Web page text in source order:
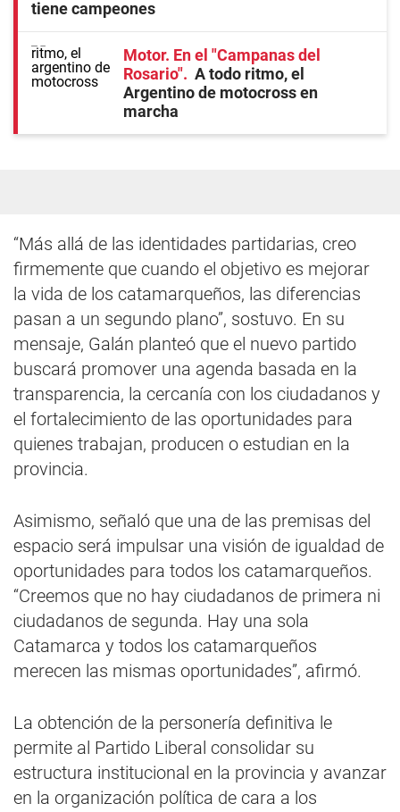
tiene campeones
Motor. En el "Campanas del
Rosario"
A todo ritmo, el
Argentino de motocross en
marcha
“Más allá de las identidades partidarias, creo
firmemente que cuando el objetivo es mejorar
la vida de los catamarqueños, las diferencias
pasan a un segundo plano”, sostuvo. En su
mensaje, Galán planteó que el nuevo partido
buscará promover una agenda basada en la
transparencia, la cercanía con los ciudadanos y
el fortalecimiento de las oportunidades para
quienes trabajan, producen o estudian en la
provincia.
Asimismo, señaló que una de las premisas del
espacio será impulsar una visión de igualdad de
oportunidades para todos los catamarqueños.
“Creemos que no hay ciudadanos de primera ni
ciudadanos de segunda. Hay una sola
Catamarca y todos los catamarqueños
merecen las mismas oportunidades”, afirmó.
La obtención de la personería definitiva le
permite al Partido Liberal consolidar su
estructura institucional en la provincia y avanzar
en la organización política de cara a los